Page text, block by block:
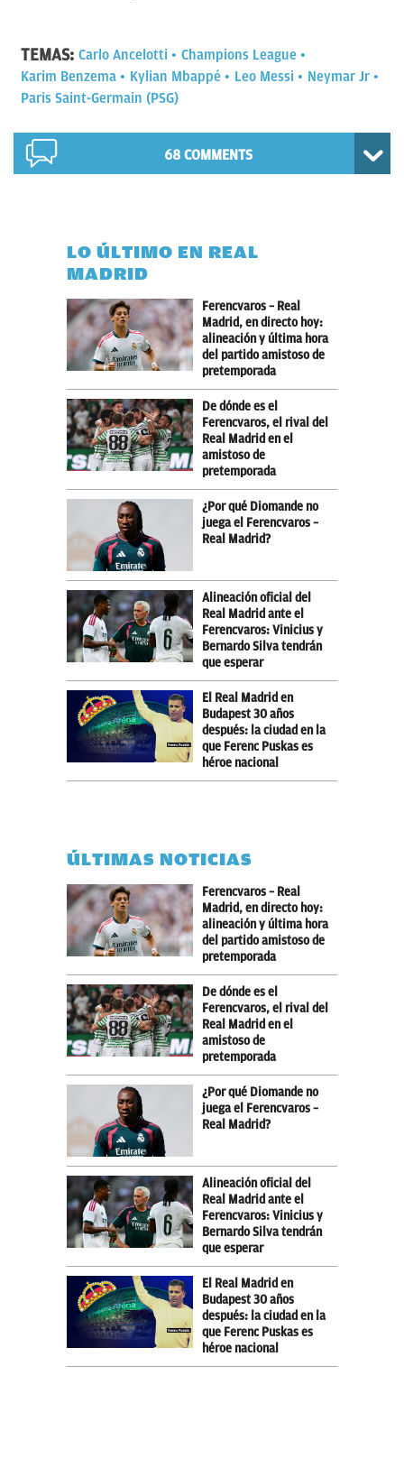
TEMAS: Carlo Ancelotti
Champions League
Karim Benzema
Kylian Mbappé Leo Messi
Neymar Jr
Paris Saint-Germain (PSG)
68 COMMENTS
LO ÚLTIMO EN REAL
MADRID
Ferencvaros – Real
Madrid, en directo hoy:
alineación y última hora
del partido amistoso de
pretemporada
De dónde es el
Ferencvaros, el rival del
Real Madrid en el
amistoso de
pretemporada
¿Por qué Diomande no
juega el Ferencvaros –
Real Madrid?
Alineación oficial del
Real Madrid ante el
Ferencvaros: Vinicius y
Bernardo Silva tendrán
que esperar
El Real Madrid en
Budapest 30 años
después: la ciudad en la
que Ferenc Puskas es
héroe nacional
ÚLTIMAS NOTICIAS
Ferencvaros – Real
Madrid, en directo hoy:
alineación y última hora
del partido amistoso de
pretemporada
De dónde es el
Ferencvaros, el rival del
Real Madrid en el
amistoso de
pretemporada
¿Por qué Diomande no
juega el Ferencvaros –
Real Madrid?
Alineación oficial del
Real Madrid ante el
Ferencvaros: Vinicius y
Bernardo Silva tendrán
que esperar
El Real Madrid en
Budapest 30 años
después: la ciudad en la
que Ferenc Puskas es
héroe nacional